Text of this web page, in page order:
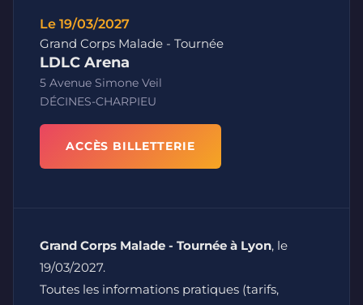
Le 19/03/2027
Grand Corps Malade - Tournée
LDLC Arena
5 Avenue Simone Veil
DÉCINES-CHARPIEU
ACCÈS BILLETTERIE
Grand Corps Malade - Tournée à Lyon, le
19/03/2027.
Toutes les informations pratiques (tarifs,